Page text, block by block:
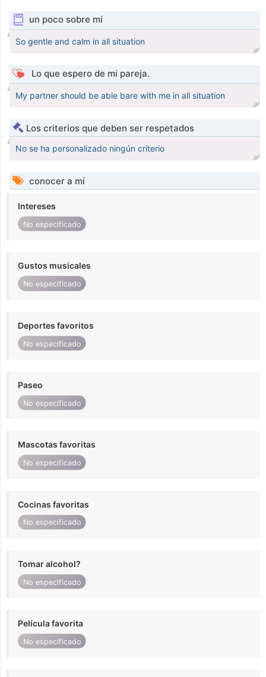
un poco sobre mí
So gentle and calm in all situation
Lo que espero de mi pareja.
My partner should be able bare with me in all situation
Los criterios que deben ser respetados
No se ha personalizado ningún criterio
conocer a mí
Intereses
No especificado
Gustos musicales
No especificado
Deportes favoritos
No especificado
Paseo
No especificado
Mascotas favoritas
No especificado
Cocinas favoritas
No especificado
Tomar alcohol?
No especificado
Película favorita
No especificado